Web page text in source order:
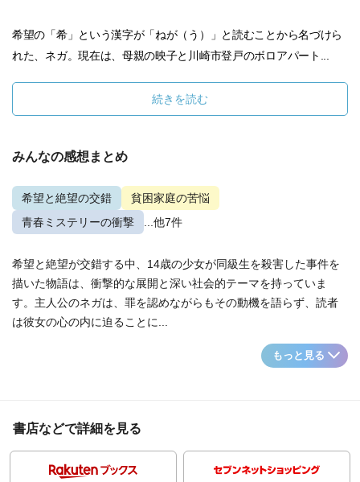
希望の「希」という漢字が「ねが（う）」と読むことから名づけら
れた、ネガ。現在は、母親の映子と川崎市登戸のボロアパート...
続きを読む
みんなの感想まとめ
希望と絶望の交錯
貧困家庭の苦悩
青春ミステリーの衝撃
...他7件
希望と絶望が交錯する中、14歳の少女が同級生を殺害した事件を
描いた物語は、衝撃的な展開と深い社会的テーマを持っていま
す。主人公のネガは、罪を認めながらもその動機を語らず、読者
は彼女の心の内に迫ることに...
もっと見る
書店などで詳細を見る